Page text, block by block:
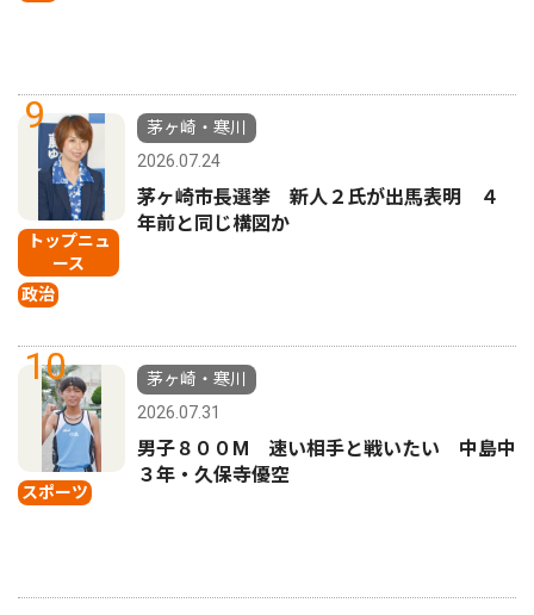
9
トップニュ
ース
政治
茅ヶ崎・寒川
2026.07.24
茅ヶ崎市長選挙 新人２氏が出馬表明 ４
年前と同じ構図か
10
スポーツ
茅ヶ崎・寒川
2026.07.31
男子８００M 速い相手と戦いたい 中島中
３年・久保寺優空